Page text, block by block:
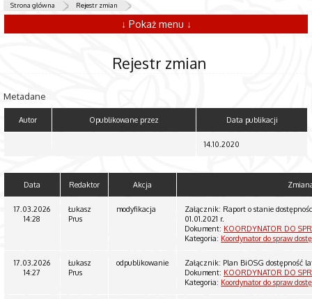
Strona główna Rejestr zmian
↓ Pokaż menu ↓
Rejestr zmian
Metadane
Autor Opublikowane przez Data publikacji
14.10.2020
Data Redaktor Akcja
17.03.2026
14:28
Łukasz
Prus
modyfikacja
Załącznik: Raport o stanie
01.01.2021 r.
Dokument: KOORDYNATOR DO
Kategoria: Koordynator do spraw
17.03.2026
14:27
Łukasz
Prus
odpublikowanie
Załącznik: Plan BiOSG dostępność
Dokument: KOORDYNATOR DO
Kategoria: Koordynator do spraw